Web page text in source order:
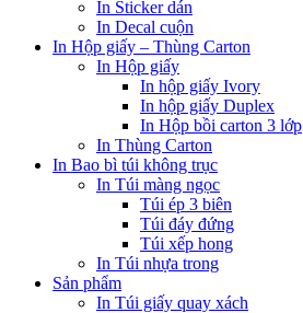
In Sticker dán
In Decal cuộn
In Hộp giấy – Thùng Carton
In Hộp giấy
In hộp giấy Ivory
In hộp giấy Duplex
In Hộp bồi carton 3 lớp
In Thùng Carton
In Bao bì túi không trục
In Túi màng ngọc
Túi ép 3 biên
Túi đáy đứng
Túi xếp hong
In Túi nhựa trong
Sản phẩm
In Túi giấy quay xách